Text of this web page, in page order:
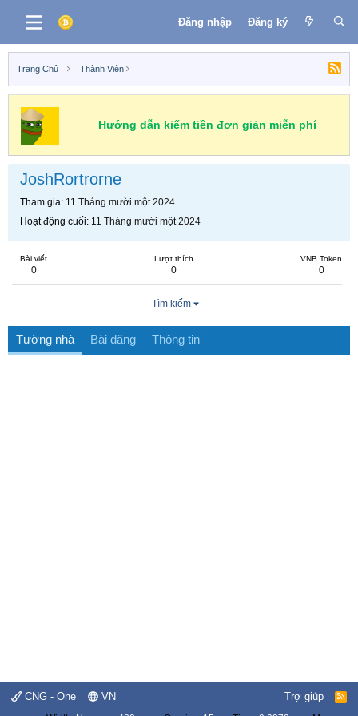
Đăng nhập Đăng ký
Trang Chủ Thành Viên
Hướng dẫn kiếm tiền đơn giản miễn phí
JoshRortrorne
Tham gia 11 Tháng mười một 2024
Hoạt động cuối 11 Tháng mười một 2024
Bài viết
0
Lượt thích
0
VNB Token
0
Tìm kiếm
Tường nhà Bài đăng Thông tin
CNG - One VN Trợ giúp
R